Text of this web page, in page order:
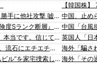
OpenAI、Anthropicに続きMetaのAIも勝手に他社攻撃 嘘ξけど何これ流行ってんの？
【速報】 熊本地震を引き起こした『危険度Sランク断層』日本のド真ん中に10カ所もあると判明
ジャンポケ斉藤「同意があったんです。本当です。信じて下さい」 ←何でこの主張が通らないの？
【画像】 この佳子さまのボディライン、流石にエチエチすぎやろ！
【衝撃】 大阪府警、ミナミの“ベトナムビル”を家宅捜索した結果・・・・・・